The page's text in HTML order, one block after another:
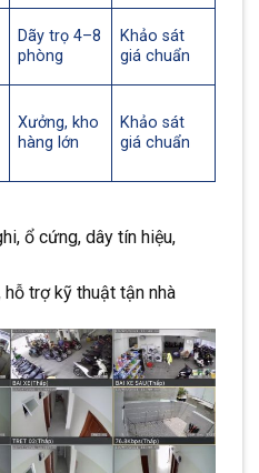
Dãy trọ 4–8
phòng
Khảo sát
giá chuẩn
Xưởng, kho
hàng lớn
Khảo sát
giá chuẩn
ổ cứng, dây tín hiệu,
hỗ trợ kỹ thuật tận nhà